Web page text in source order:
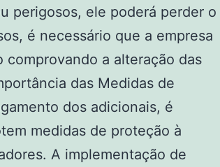
perigosos, ele poderá perder o
é necessário que a empresa
a alteração das
das Medidas de
dos adicionais, é
medidas de proteção à
A implementação de